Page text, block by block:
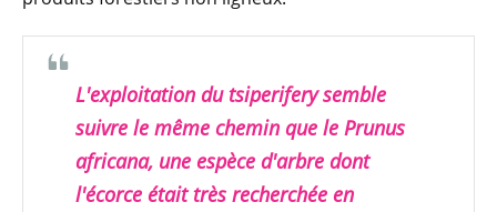
L'exploitation du tsiperifery semble
suivre le même chemin que le Prunus
africana, une espèce d'arbre dont
l'écorce était très recherchée en